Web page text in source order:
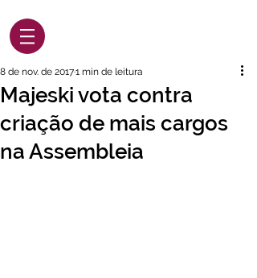
Majeski vota contra
criação de mais cargos
na Assembleia
8 de nov. de 20171 min de leitura